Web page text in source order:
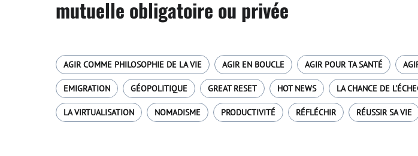
mutuelle obligatoire ou privée
AGIR COMME PHILOSOPHIE DE LA VIE AGIR EN BOUCLE AGIR POUR TA SANTÉ
EMIGRATION GÉOPOLITIQUE GREAT RESET HOT NEWS LA CHANCE DE
LA VIRTUALISATION NOMADISME PRODUCTIVITÉ RÉFLÉCHIR RÉUSSIR SA VIE